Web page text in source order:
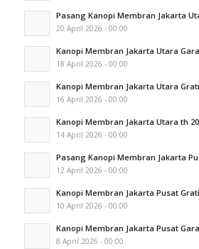
Pasang Kanopi Membran Jakarta
20 April 2026 - 00:00
Kanopi Membran Jakarta Utara
18 April 2026 - 00:00
Kanopi Membran Jakarta Utara
16 April 2026 - 00:00
Kanopi Membran Jakarta Utara th
14 April 2026 - 00:00
Pasang Kanopi Membran Jakarta
12 April 2026 - 00:00
Kanopi Membran Jakarta Pusat
10 April 2026 - 00:00
Kanopi Membran Jakarta Pusat
8 April 2026 - 00:00